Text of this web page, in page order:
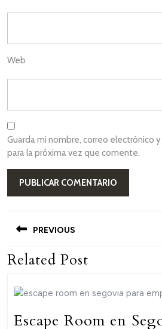
Web
Guarda mi nombre, correo electrónico
para la próxima vez que comente.
de
entradas
PREVIOUS
Entrada
Related Post
Escape Room en